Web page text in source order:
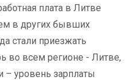
плата в Литве
в других бывших
стали приезжать
во всем регионе - Литве,
– уровень зарплаты